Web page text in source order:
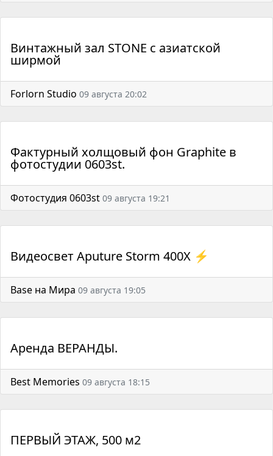
Винтажный зал STONE с азиатской
ширмой
Forlorn Studio 09 августа 20:02
Фактурный холщовый фон Graphite в
фотостудии 0603st.
Фотостудия 0603st 09 августа 19:21
Видеосвет Aputure Storm 400X ⚡️
Base на Мира 09 августа 19:05
Аренда ВЕРАНДЫ.
Best Memories 09 августа 18:15
ПЕРВЫЙ ЭТАЖ, 500 м2